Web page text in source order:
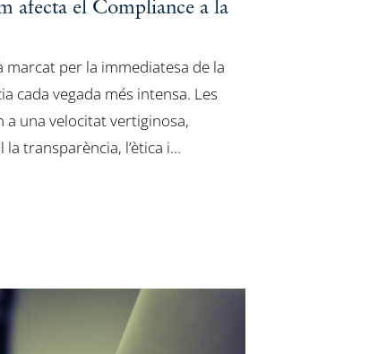
afecta el Compliance a la
marcat per la immediatesa de la
cada vegada més intensa. Les
a una velocitat vertiginosa,
transparència, l’ètica i…